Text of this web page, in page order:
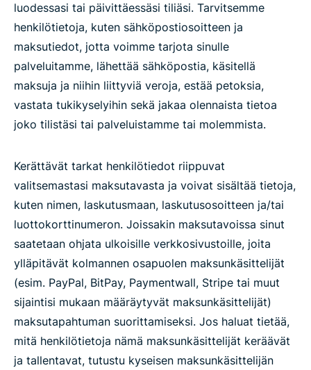
luodessasi tai päivittäessäsi tiliäsi. Tarvitsemme
henkilötietoja, kuten sähköpostiosoitteen ja
maksutiedot, jotta voimme tarjota sinulle
palveluitamme, lähettää sähköpostia, käsitellä
maksuja ja niihin liittyviä veroja, estää petoksia,
vastata tukikyselyihin sekä jakaa olennaista tietoa
joko tilistäsi tai palveluistamme tai molemmista.
Kerättävät tarkat henkilötiedot riippuvat
valitsemastasi maksutavasta ja voivat sisältää tietoja,
kuten nimen, laskutusmaan, laskutusosoitteen ja/tai
luottokorttinumeron. Joissakin maksutavoissa sinut
saatetaan ohjata ulkoisille verkkosivustoille, joita
ylläpitävät kolmannen osapuolen maksunkäsittelijät
(esim. PayPal, BitPay, Paymentwall, Stripe tai muut
sijaintisi mukaan määräytyvät maksunkäsittelijät)
maksutapahtuman suorittamiseksi. Jos haluat tietää,
mitä henkilötietoja nämä maksunkäsittelijät keräävät
ja tallentavat, tutustu kyseisen maksunkäsittelijän